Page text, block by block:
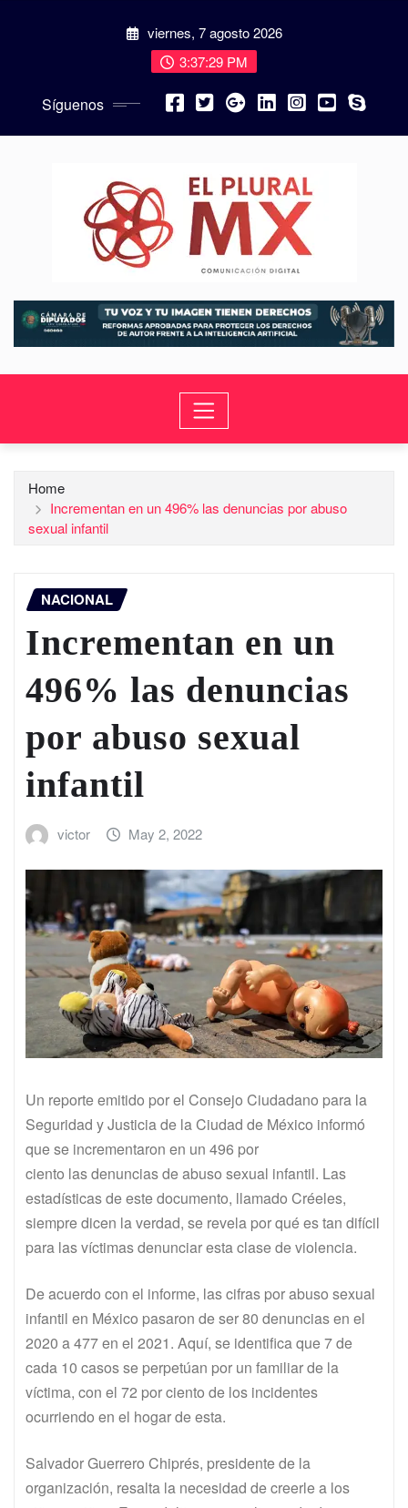
viernes, 7 agosto 2026
3:37:30 PM
Síguenos
Home
Incrementan en un 496% las denuncias por abuso
sexual infantil
NACIONAL
Incrementan en un
496% las denuncias
por abuso sexual
infantil
victor May 2, 2022
Un reporte emitido por el Consejo Ciudadano para la
Seguridad y Justicia de la Ciudad de México informó
que se incrementaron en un 496 por
ciento las denuncias de abuso sexual infantil. Las
estadísticas de este documento, llamado Créeles,
siempre dicen la verdad, se revela por qué es tan difícil
para las víctimas denunciar esta clase de violencia.
De acuerdo con el informe, las cifras por abuso sexual
infantil en México pasaron de ser 80 denuncias en el
2020 a 477 en el 2021. Aquí, se identifica que 7 de
cada 10 casos se perpetúan por un familiar de la
víctima, con el 72 por ciento de los incidentes
ocurriendo en el hogar de esta.
Salvador Guerrero Chiprés, presidente de la
organización, resalta la necesidad de creerle a los